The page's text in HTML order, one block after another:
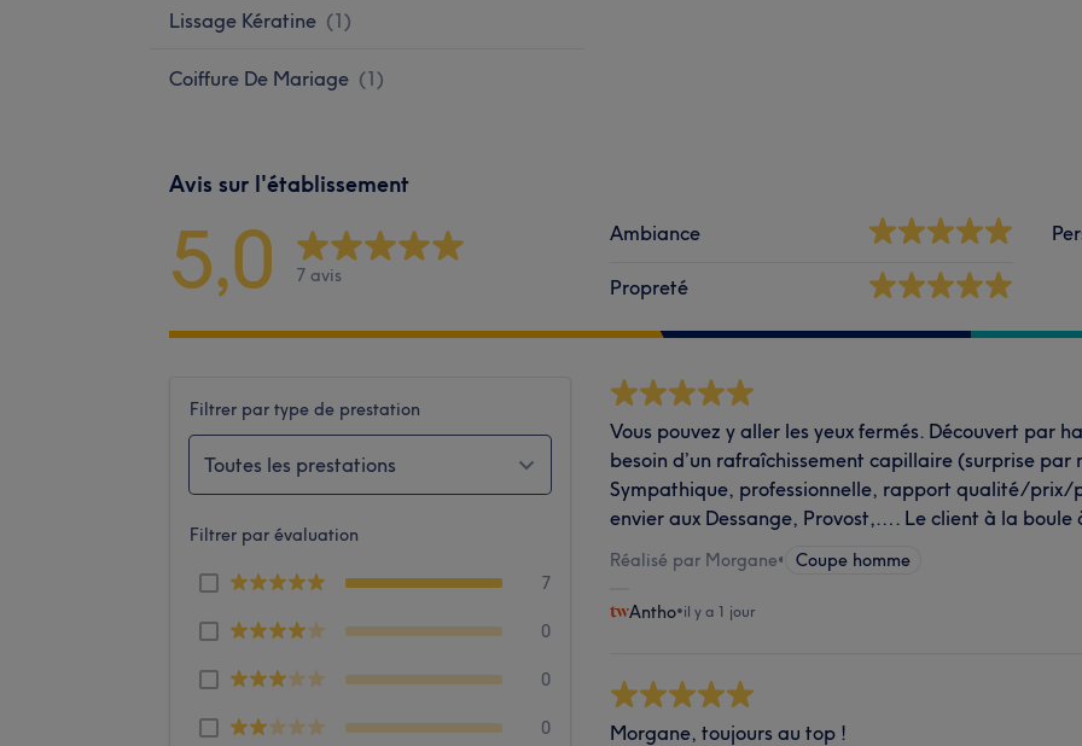
Lissage Kératine (1)
Coiffure De Mariage (1)
Avis sur l'établissement
5,0 7 avis
Ambiance
Propreté
Filtrer par type de prestation
Toutes les prestations
Filtrer par évaluation
7
0
0
0
Vous pouvez y aller les yeux fermés. Découvert par
besoin d’un rafraîchissement capillaire (surprise par
Sympathique, professionnelle, rapport qualité/prix/
envier aux Dessange, Provost,…. Le client à la boule
Réalisé par Morgane• Coupe homme
Antho•il y a 1 jour
Morgane, toujours au top !